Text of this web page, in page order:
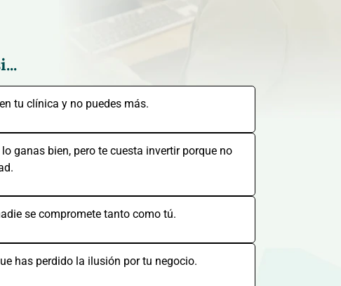
tu clínica y no puedes más.
ganas bien, pero te cuesta invertir porque no
se compromete tanto como tú.
has perdido la ilusión por tu negocio.